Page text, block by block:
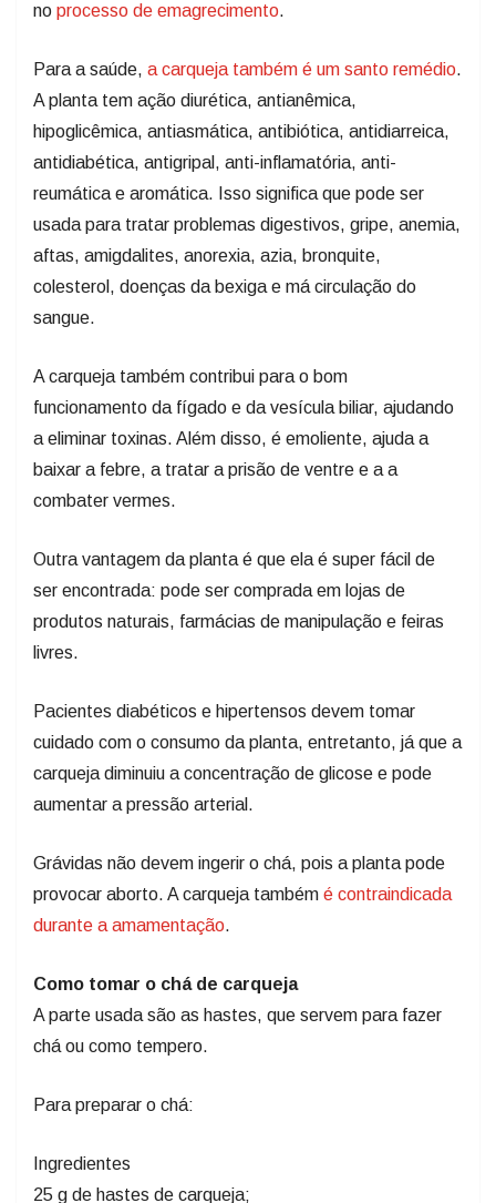
no processo de emagrecimento.
Para a saúde, a carqueja também é um santo remédio.
A planta tem ação diurética, antianêmica,
hipoglicêmica, antiasmática, antibiótica, antidiarreica,
antidiabética, antigripal, anti-inflamatória, anti-
reumática e aromática. Isso significa que pode ser
usada para tratar problemas digestivos, gripe, anemia,
aftas, amigdalites, anorexia, azia, bronquite,
colesterol, doenças da bexiga e má circulação do
sangue.
A carqueja também contribui para o bom
funcionamento da fígado e da vesícula biliar, ajudando
a eliminar toxinas. Além disso, é emoliente, ajuda a
baixar a febre, a tratar a prisão de ventre e a a
combater vermes.
Outra vantagem da planta é que ela é super fácil de
ser encontrada: pode ser comprada em lojas de
produtos naturais, farmácias de manipulação e feiras
livres.
Pacientes diabéticos e hipertensos devem tomar
cuidado com o consumo da planta, entretanto, já que a
carqueja diminuiu a concentração de glicose e pode
aumentar a pressão arterial.
Grávidas não devem ingerir o chá, pois a planta pode
provocar aborto. A carqueja também é contraindicada
durante a amamentação.
Como tomar o chá de carqueja
A parte usada são as hastes, que servem para fazer
chá ou como tempero.
Para preparar o chá:
Ingredientes
25 g de hastes de carqueja;